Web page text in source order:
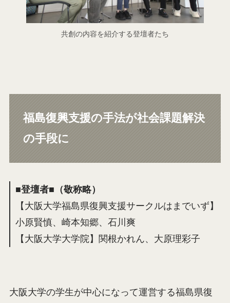
共創の内容を紹介する登壇者たち
福島復興支援の手法が社会課題解決
の手段に
■登壇者■（敬称略）
【大阪大学福島県復興支援サークルはまでいず】
小原賢慎、崎本知郷、石川爽
【大阪大学大学院】関根かれん、大原理彩子
大阪大学の学生が中心になって運営する福島県復